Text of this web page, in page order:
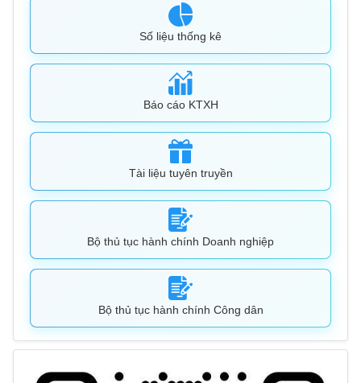
Số liệu thống kê
Báo cáo KTXH
Tài liệu tuyên truyền
Bộ thủ tục hành chính Doanh nghiệp
Bộ thủ tục hành chính Công dân